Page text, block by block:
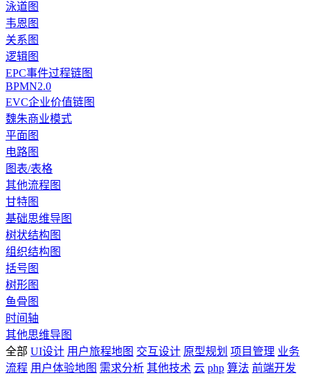
泳道图
韦恩图
关系图
逻辑图
EPC事件过程链图
BPMN2.0
EVC企业价值链图
魏朱商业模式
平面图
电路图
图表/表格
其他流程图
甘特图
基础思维导图
树状结构图
组织结构图
括号图
树形图
鱼骨图
时间轴
其他思维导图
全部 UI设计 用户旅程地图 交互设计 原型规划 项目管理 业务
流程 用户体验地图 需求分析 其他技术 云 php 算法 前端开发